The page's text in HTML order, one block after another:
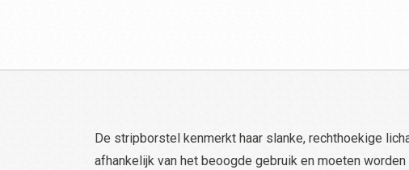
De stripborstel kenmerkt haar slanke, rechthoekige
afhankelijk van het beoogde gebruik en moeten